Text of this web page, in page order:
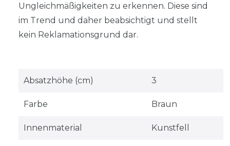
Ungleichmäßigkeiten zu erkennen. Diese sind
im Trend und daher beabsichtigt und stellt
kein Reklamationsgrund dar.
Absatzhöhe (cm) 3
Farbe Braun
Innenmaterial Kunstfell